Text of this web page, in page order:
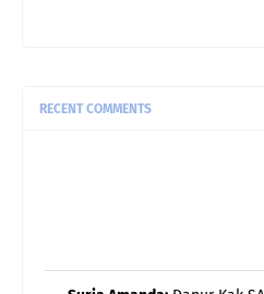
RECENT COMMENTS